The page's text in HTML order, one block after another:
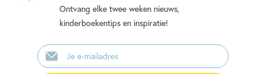
Ontvang elke twee weken nieuws,
kinderboekentips en inspiratie!
E-
mailadres